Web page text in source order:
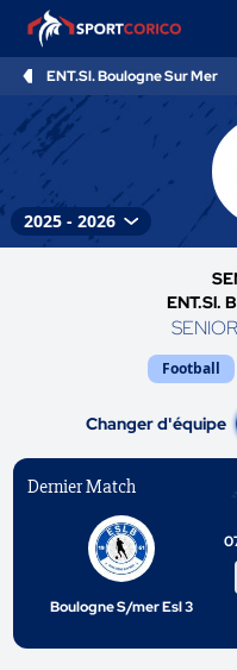
ENT.Sl. Boulogne Sur Mer
ENT.Sl.
Football
Changer d'équipe
Dernier Match
Boulogne S/mer Esl 3